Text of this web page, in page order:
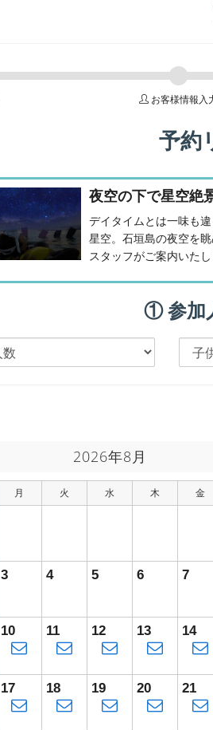
お客様情報入
予約
夜空の下で星空絶
デイタイムとは一味も
星空。石垣島の夜空を
スタッフがご案内いた
① 参加
2026年8月
月 火 水 木 金
3 4 5 6 7
10 11 12 13 14
17 18 19 20 21